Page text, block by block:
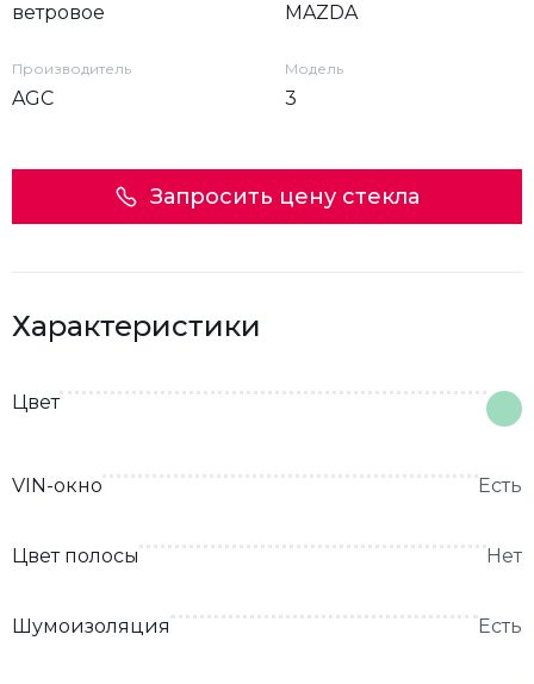
ветровое MAZDA
Производитель
AGC
Модель
3
Запросить цену стекла
Характеристики
Цвет
VIN-окно Есть
Цвет полосы Нет
Шумоизоляция Есть